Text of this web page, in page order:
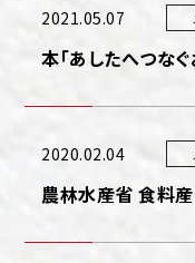
2021.05.07
本「あしたへつな
2020.02.04
農林水産省 食料産